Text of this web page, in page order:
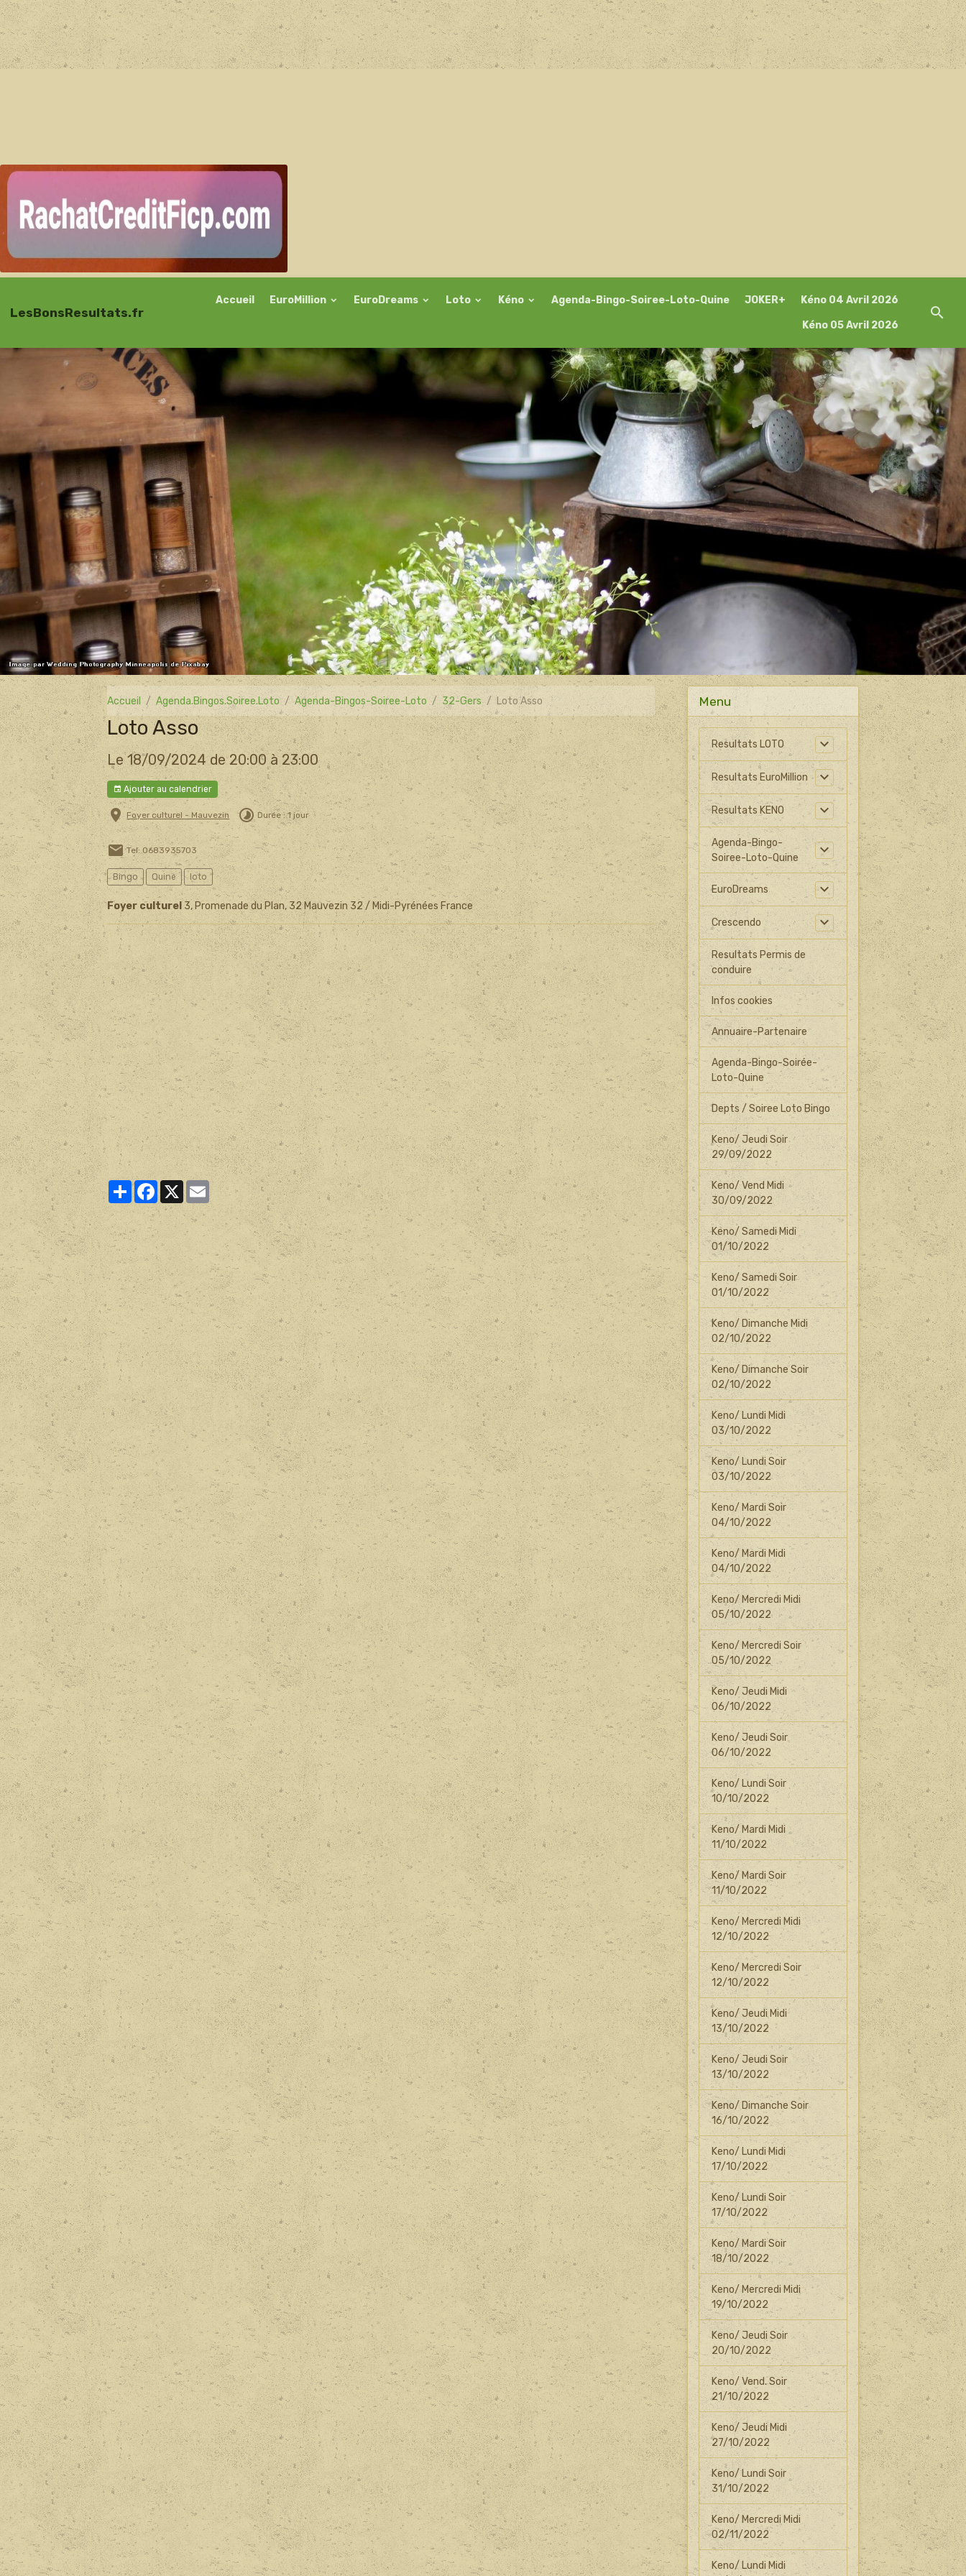
LesBonsResultats.fr
Accueil EuroMillion EuroDreams Loto Kéno Agenda-Bingo-Soiree-Loto-Quine JOKER+ Kéno 04 Avril 2026
Kéno 05 Avril 2026
Accueil Agenda.Bingos.Soiree.Loto Agenda-Bingos-Soiree-Loto 32-Gers Loto Asso
Loto Asso
Le 18/09/2024 de 20:00 à 23:00
Ajouter au calendrier
Foyer culturel - Mauvezin Durée : 1 jour
Tel: 0683935703
Bingo Quine loto
Foyer culturel3, Promenade du Plan, 32 Mauvezin 32 / Midi-Pyrénées France
PartagerFacebook
X Email
Menu
Resultats LOTO
Resultats EuroMillion
Resultats KENO
Agenda-Bingo-
Soiree-Loto-Quine
EuroDreams
Crescendo
Resultats Permis de
conduire
Infos cookies
Annuaire-Partenaire
Agenda-Bingo-Soirée-
Loto-Quine
Depts / Soiree Loto Bingo
Keno/ Jeudi Soir
29/09/2022
Keno/ Vend Midi
30/09/2022
Keno/ Samedi Midi
01/10/2022
Keno/ Samedi Soir
01/10/2022
Keno/ Dimanche Midi
02/10/2022
Keno/ Dimanche Soir
02/10/2022
Keno/ Lundi Midi
03/10/2022
Keno/ Lundi Soir
03/10/2022
Keno/ Mardi Soir
04/10/2022
Keno/ Mardi Midi
04/10/2022
Keno/ Mercredi Midi
05/10/2022
Keno/ Mercredi Soir
05/10/2022
Keno/ Jeudi Midi
06/10/2022
Keno/ Jeudi Soir
06/10/2022
Keno/ Lundi Soir
10/10/2022
Keno/ Mardi Midi
11/10/2022
Keno/ Mardi Soir
11/10/2022
Keno/ Mercredi Midi
12/10/2022
Keno/ Mercredi Soir
12/10/2022
Keno/ Jeudi Midi
13/10/2022
Keno/ Jeudi Soir
13/10/2022
Keno/ Dimanche Soir
16/10/2022
Keno/ Lundi Midi
17/10/2022
Keno/ Lundi Soir
17/10/2022
Keno/ Mardi Soir
18/10/2022
Keno/ Mercredi Midi
19/10/2022
Keno/ Jeudi Soir
20/10/2022
Keno/ Vend. Soir
21/10/2022
Keno/ Jeudi Midi
27/10/2022
Keno/ Lundi Soir
31/10/2022
Keno/ Mercredi Midi
02/11/2022
Keno/ Lundi Midi